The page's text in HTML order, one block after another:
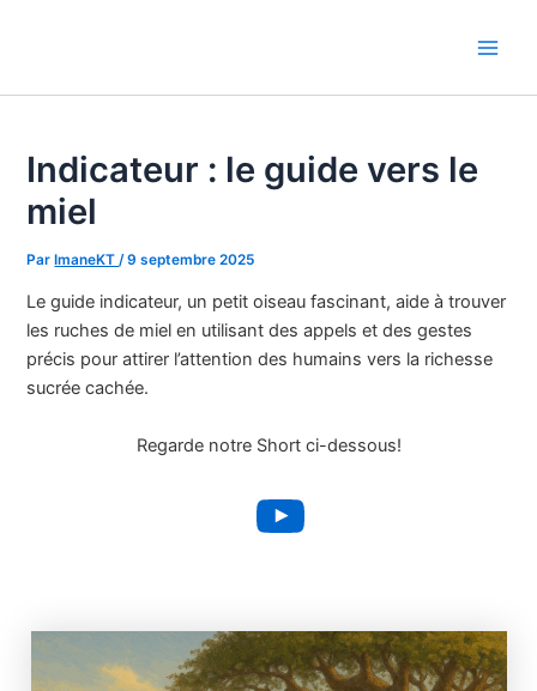
Indicateur : le guide vers le
miel
ParImaneKT /9 septembre 2025
Le guide indicateur, un petit oiseau fascinant, aide à trouver
les ruches de miel en utilisant des appels et des gestes
précis pour attirer l’attention des humains vers la richesse
sucrée cachée.
Regarde notre Short ci-dessous!
YouTube